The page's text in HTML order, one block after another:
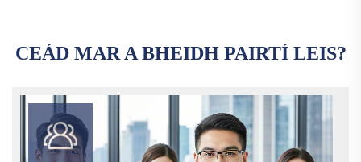
CEÁD MAR A BHEIDH PAIRTÍ LEIS?